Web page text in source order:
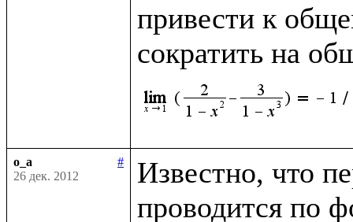
привести к
сократить на
o_a
#
26 дек. 2012
Известно, что
проводится по